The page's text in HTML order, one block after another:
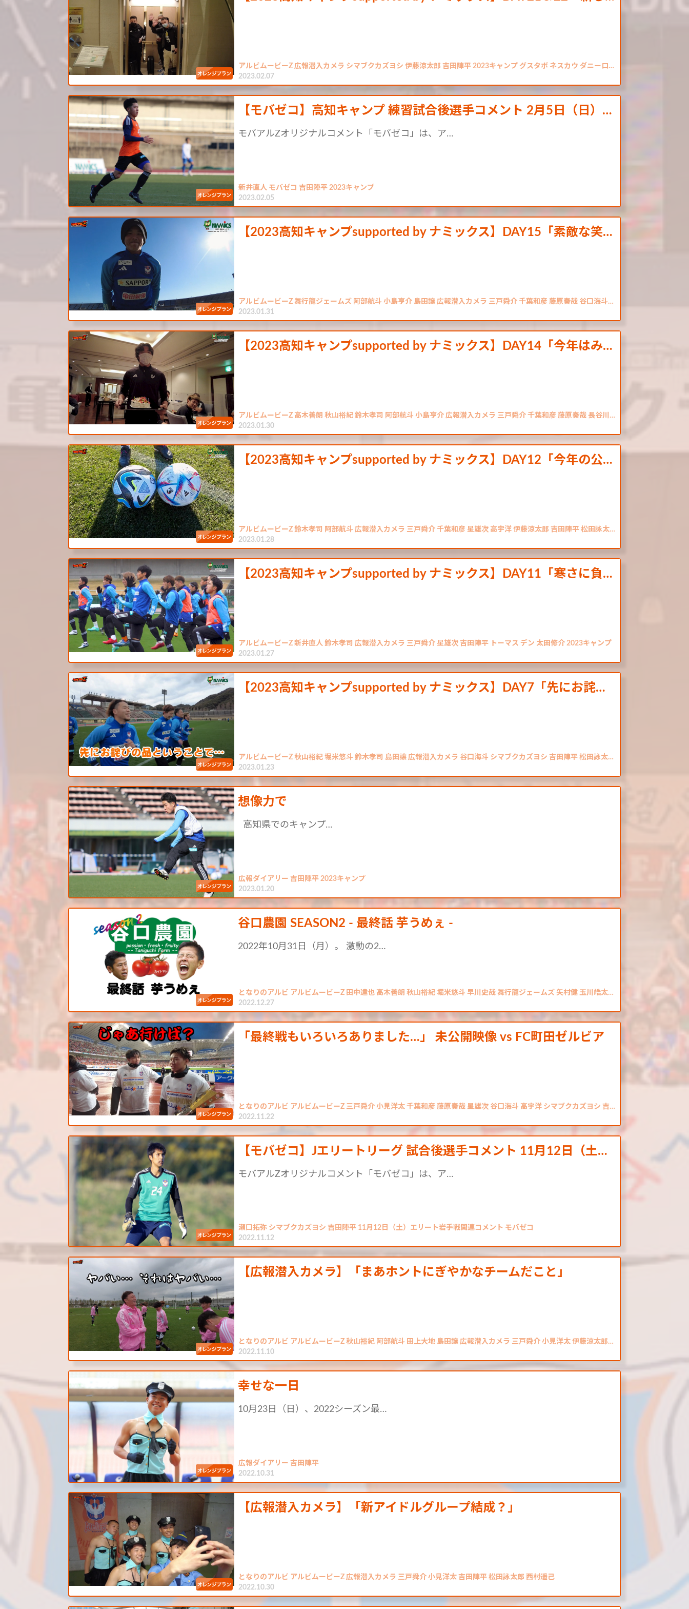
アルビムービーZ 広報潜入カメラ シマブクカズヨシ 伊藤涼太郎 吉田陣平 2023キャンプ グスタボ ネスカウ ダニーロ…
2023.02.07
【モバゼコ】高知キャンプ 練習試合後選手コメント 2月5日（日）…
モバアルZオリジナルコメント「モバゼコ」は、ア…
新井直人 モバゼコ 吉田陣平 2023キャンプ
2023.02.05
【2023高知キャンプsupported by ナミックス】DAY15「素敵な笑…
アルビムービーZ 舞行龍ジェームズ 阿部航斗 小島亨介 島田譲 広報潜入カメラ 三戸舜介 千葉和彦 藤原奏哉 谷口海斗…
2023.01.31
【2023高知キャンプsupported by ナミックス】DAY14「今年はみ…
アルビムービーZ 高木善朗 秋山裕紀 鈴木孝司 阿部航斗 小島亨介 広報潜入カメラ 三戸舜介 千葉和彦 藤原奏哉 長谷川…
2023.01.30
【2023高知キャンプsupported by ナミックス】DAY12「今年の公…
アルビムービーZ 鈴木孝司 阿部航斗 広報潜入カメラ 三戸舜介 千葉和彦 星雄次 高宇洋 伊藤涼太郎 吉田陣平 松田詠太…
2023.01.28
【2023高知キャンプsupported by ナミックス】DAY11「寒さに負…
アルビムービーZ 新井直人 鈴木孝司 広報潜入カメラ 三戸舜介 星雄次 吉田陣平 トーマス デン 太田修介 2023キャンプ
2023.01.27
【2023高知キャンプsupported by ナミックス】DAY7「先にお詫…
アルビムービーZ 秋山裕紀 堀米悠斗 鈴木孝司 島田譲 広報潜入カメラ 谷口海斗 シマブクカズヨシ 吉田陣平 松田詠太…
2023.01.23
想像力で
高知県でのキャンプ…
広報ダイアリー 吉田陣平 2023キャンプ
2023.01.20
谷口農園 SEASON2 - 最終話 芋うめぇ -
2022年10月31日（月）。 激動の2…
となりのアルビ アルビムービーZ 田中達也 高木善朗 秋山裕紀 堀米悠斗 早川史哉 舞行龍ジェームズ 矢村健 玉川皓太…
2022.12.27
「最終戦もいろいろありました…」 未公開映像 vs FC町田ゼルビア
となりのアルビ アルビムービーZ 三戸舜介 小見洋太 千葉和彦 藤原奏哉 星雄次 谷口海斗 高宇洋 シマブクカズヨシ 吉…
2022.11.22
【モバゼコ】Jエリートリーグ 試合後選手コメント 11月12日（土…
モバアルZオリジナルコメント「モバゼコ」は、ア…
瀬口拓弥 シマブクカズヨシ 吉田陣平 11月12日（土）エリート岩手戦関連コメント モバゼコ
2022.11.12
【広報潜入カメラ】「まあホントにぎやかなチームだこと」
となりのアルビ アルビムービーZ 秋山裕紀 阿部航斗 田上大地 島田譲 広報潜入カメラ 三戸舜介 小見洋太 伊藤涼太郎…
2022.11.10
幸せな一日
10月23日（日）、2022シーズン最…
広報ダイアリー 吉田陣平
2022.10.31
【広報潜入カメラ】「新アイドルグループ結成？」
となりのアルビ アルビムービーZ 広報潜入カメラ 三戸舜介 小見洋太 吉田陣平 松田詠太郎 西村遥己
2022.10.30